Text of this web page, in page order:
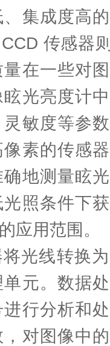
集成度高
传感器
在一些对
光亮度计
敏度等参
素的传感
地测量眩
照条件下
应用范围。
光线转换
元。数据
行分析和
对图像中